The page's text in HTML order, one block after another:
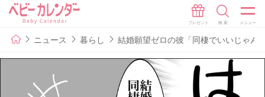
ニュース 暮らし 結婚願望ゼロの彼「同棲でいいじゃん